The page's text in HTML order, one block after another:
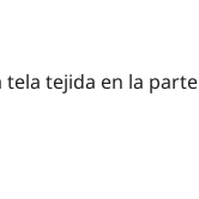
tela tejida en la parte